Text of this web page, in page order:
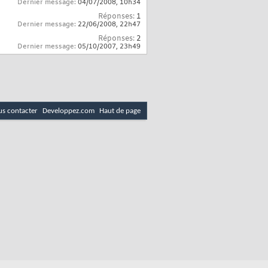
Dernier message: 04/07/2008, 10h34
Réponses: 1
Dernier message: 22/06/2008, 22h47
Réponses: 2
Dernier message: 05/10/2007, 23h49
contacter Developpez.com Haut de page